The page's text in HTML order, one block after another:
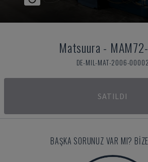
Matsuura -
DE-MIL-MAT-2006-00002
SATILDI
BAŞKA SORUNUZ VAR MI?